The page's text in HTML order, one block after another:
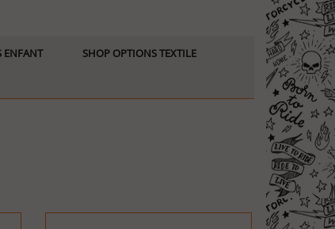
ENFANT SHOP OPTIONS TEXTILE